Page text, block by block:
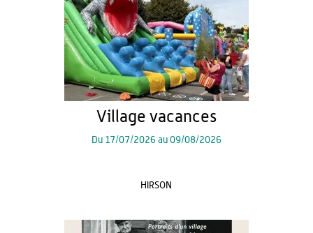
Village vacances
Du 17/07/2026 au 09/08/2026
HIRSON